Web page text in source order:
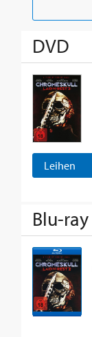
DVD
Leihen
Blu-ray